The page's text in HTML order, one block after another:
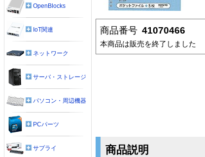
商品番号 41070466
本商品は販売を終了しました
商品説明
OpenBlocks
IoT関連
ネットワーク
サーバ・ストレージ
パソコン・周辺機器
PCパーツ
サプライ